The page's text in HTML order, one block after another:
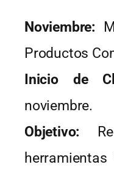
Noviembre:
Productos
Inicio de
noviembre.
Objetivo: